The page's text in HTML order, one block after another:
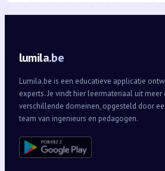
lumila.be
Lumila.be is een educatieve applicatie
experts. Je vindt hier leermateriaal uit meer
verschillende domeinen, opgesteld door
team van ingenieurs en pedagogen.